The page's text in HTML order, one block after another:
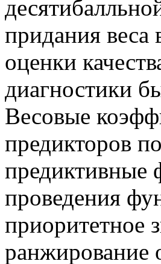
придания
оценки
диагностики
Весовые
предикторов
предиктивные
проведения
приоритетное
ранжирование